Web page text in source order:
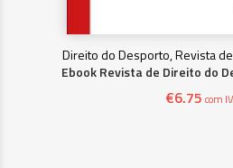
Direito do Desporto, Revista
Ebook Revista de Direito do
€6.75 com